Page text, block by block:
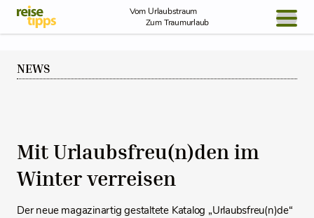
Skip to Content
Vom Urlaubstraum
Zum Traumurlaub
NEWS
Mit Urlaubsfreu(n)den im
Winter verreisen
Der neue magazinartig gestaltete Katalog „Urlaubsfreu(n)de“